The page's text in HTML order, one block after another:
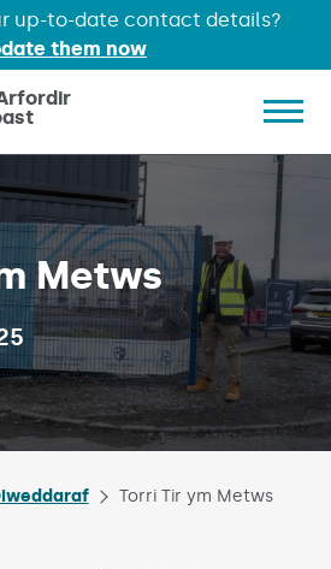
up-to-date contact details?
them now
Metws
Torri Tir ym Metws